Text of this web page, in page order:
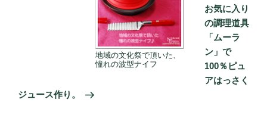
地域の文化祭で頂いた、
憧れの波型ナイフ
の
投
稿
お気に入り
の調理道具
「ムーラ
ン」で
100％ピュ
アはっさく
ジュース作り。